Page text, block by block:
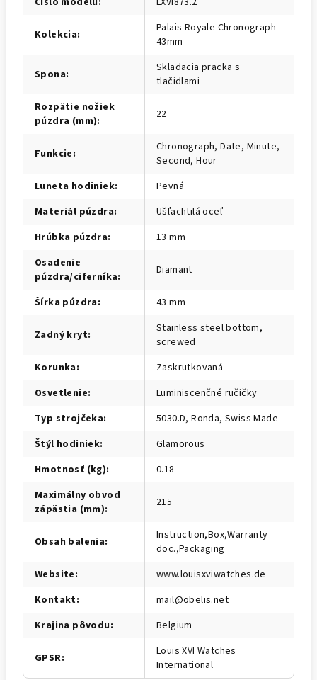
Kolekcia:
Palais Royale Chronograph
43mm
Spona:
Skladacia pracka s
tlačidlami
Rozpätie nožiek
púzdra (mm): 22
Funkcie:
Chronograph, Date, Minute,
Second, Hour
Luneta hodiniek:
Pevná
Materiál púzdra:
Ušľachtilá oceľ
Hrúbka púzdra:
13 mm
Osadenie
púzdra/ciferníka: Diamant
Šírka púzdra: 43 mm
Zadný kryt:
Stainless steel bottom,
screwed
Korunka:
Zaskrutkovaná
Osvetlenie:
Luminiscenčné ručičky
Typ strojčeka:
5030.D, Ronda, Swiss Made
Štýl hodiniek:
Glamorous
Hmotnosť (kg):
0.18
Maximálny obvod
zápästia (mm): 215
Obsah balenia:
Instruction,Box,Warranty
doc.,Packaging
Website:
www.louisxviwatches.de
Kontakt:
mail@obelis.net
Krajina pôvodu: Belgium
GPSR:
Louis XVI Watches
International